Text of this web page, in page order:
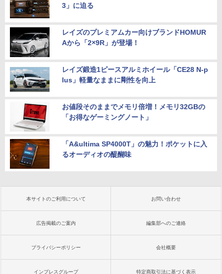
3」に迫る
レイズのプレミアムカー向けブランドHOMUR
Aから「2×9R」が登場！
レイズ鍛造1ピースアルミホイール「CE28 N-p
lus」軽量なままに剛性を向上
お値段そのままでメモリ倍増！メモリ32GBの
「お得なゲーミングノート」
「A&ultima SP4000T」の魅力！ポケットに入
るオーディオの醍醐味
本サイトのご利用について お問い合わせ
広告掲載のご案内 編集部へのご連絡
プライバシーポリシー 会社概要
インプレスグループ 特定商取引法に基づく表示